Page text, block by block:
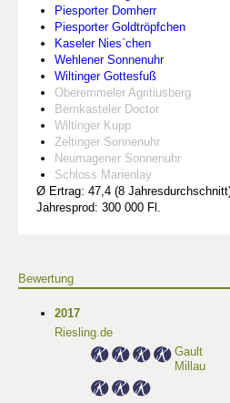
Piesporter Domherr
Piesporter Goldtröpfchen
Kaseler Nies`chen
Wehlener Sonnenuhr
Wiltinger Gottesfuß
Oberemmeler Agritiusberg
Bernkasteler Doctor
Wiltinger Kupp
Zeltinger Sonnenuhr
Neumagener Sonnenuhr
Schloss Marienlay
Ø Ertrag: 47,4 (8
Jahresprod: 300 000 Fl.
Bewertung
2017
Riesling.de
Gault
Millau